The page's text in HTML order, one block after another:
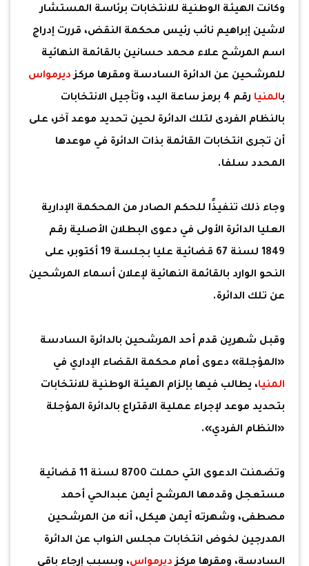
وكانت الهيئة الوطنية للانتخابات برئاسة المستشار
لاشين إبراهيم نائب رئيس محكمة النقض، قررت إدراج
اسم المرشح علاء محمد حسانين بالقائمة النهائية
للمرشحين عن الدائرة السادسة ومقرها مركزديرمواس
بالمنيا
رقم 4 برمز ساعة اليد، وتأجيل الانتخابات
بالنظام الفردى لتلك الدائرة لحين تحديد موعد آخر، على
أن تجرى انتخابات القائمة بذات الدائرة في موعدها
المحدد سلفا.
وجاء ذلك تنفيذًا للحكم الصادر من المحكمة الإدارية
العليا الدائرة الأولى في دعوى البطلان الأصلية رقم
1849 لسنة 67 قضائية عليا بجلسة 19 أكتوبر، على
النحو الوارد بالقائمة النهائية لإعلان أسماء المرشحين
عن تلك الدائرة.
وقبل شهرين قدم أحد المرشحين بالدائرة السادسة
«المؤجلة» دعوى أمام محكمة القضاء الإداري في
المنيا، يطالب فيها بإلزام الهيئة الوطنية للانتخابات
بتحديد موعد لإجراء عملية الاقتراع بالدائرة المؤجلة
«النظام الفردي».
وتضمنت الدعوى التي حملت 8700 لسنة 11 قضائية
مستعجل وقدمها المرشح أيمن عبدالحي أحمد
مصطفى، وشهرته أيمن هيكل، أنه من المرشحين
المدرجين لخوض انتخابات مجلس النواب عن الدائرة
السادسة، ومقرها مركزديرمواس، وبسبب إرجاء باقي